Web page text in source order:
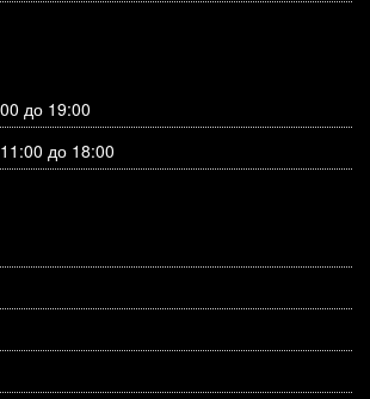
до 19:00
до 18:00